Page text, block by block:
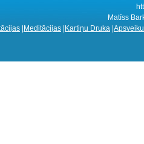
Matīss
Meditācijas Kartiņu Druka